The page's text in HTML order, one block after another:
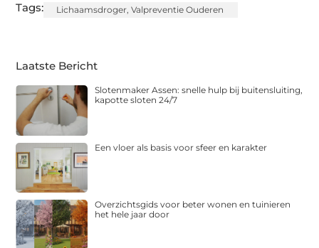
Tags: Lichaamsdroger,Valpreventie Ouderen
Laatste Bericht
Slotenmaker Assen: snelle hulp bij buitensluiting,
kapotte sloten 24/7
Een vloer als basis voor sfeer en karakter
Overzichtsgids voor beter wonen en tuinieren
het hele jaar door